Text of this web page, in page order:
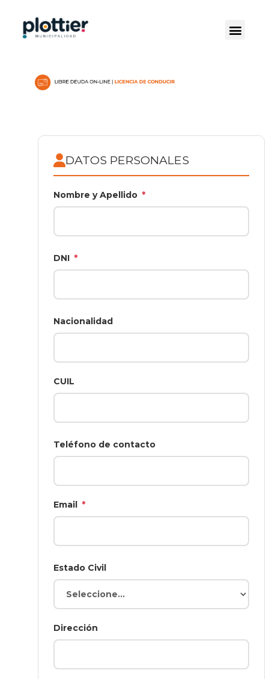
DATOS PERSONALES
Nombre y Apellido *
DNI *
Nacionalidad
CUIL
Teléfono de contacto
Email *
Estado Civil
Dirección